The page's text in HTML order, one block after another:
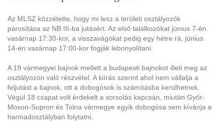
Az MLSZ közzétette, hogy mi lesz a területi osztályozók
párosítása az NB III-ba jutásért. Az első találkozókat június 7-én
vasárnap 17:30-kor, a visszavágókat pedig egy hétre rá, június
14-én vasárnap 17:00-kor fogják lebonyolítani.
A 19 vármegyei bajnok mellett a budapesti bajnokot illeti meg az
osztályozón való részvétel. A kiírás szerint ahol nem vállalja a
feljutást a bajnok, ott a dobogósok is számításba kerülhetnek.
Végül 18 csapat volt érdekelt a sorsolás kapcsán, miután Győr-
Moson-Sopron és Tolna vármegye egyik dobogósa sem kívánja a
harmadosztályban folytatni.